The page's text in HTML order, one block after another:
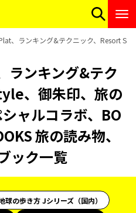
、ランキング&テクニック、Resort
ンキング&テク
、御朱印、旅の
ャルコラボ、BO
旅の読み物、
ック一覧
球の歩き方 Jシリーズ（国内）